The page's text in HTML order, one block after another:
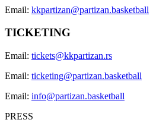
Email: kkpartizan@partizan.basketball
TICKETING
Email: tickets@kkpartizan.rs
Email: ticketing@partizan.basketball
Email: info@partizan.basketball
PRESS